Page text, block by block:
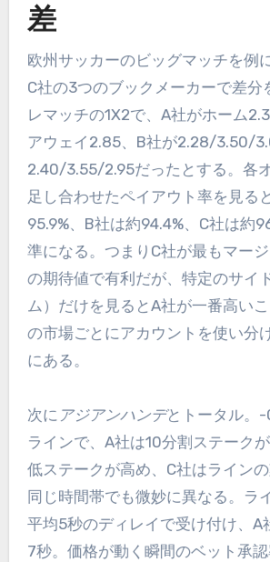
差
欧州サッカーのビッグマッチを例
C社の3つのブックメーカーで差分
レマッチの1X2で、A社がホーム
アウェイ2.85、B社が2.28/3.50/
2.40/3.55/2.95だったとする。各
足し合わせたペイアウト率を見る
95.9%、B社は約94.4%、C社は約
準になる。つまりC社が最もマー
の期待値で有利だが、特定のサイ
ム）だけを見るとA社が一番高い
の市場ごとにアカウントを使い分
にある。
次に アジアンハンデとトータル。
ラインで、A社は10分割ステーク
低ステークが高め、C社はラインの
同じ時間帯でも微妙に異なる。ラ
平均5秒のディレイで受け付け、A
7秒。価格が動く瞬間のベット承